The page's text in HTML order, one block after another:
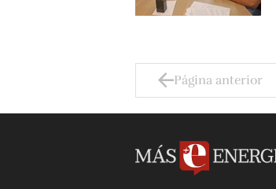
Página anterior